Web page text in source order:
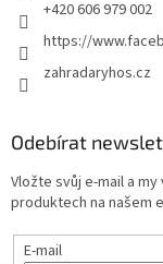
+420 606 979 002
https://
zahradaryhos.cz
Odebírat
Vložte svůj e-mail a
produktech na našem
E-mail